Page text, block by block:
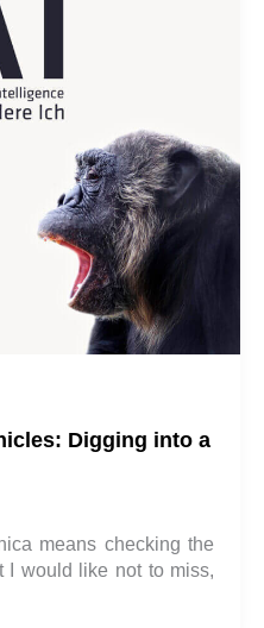
Digging into a
means checking the
I would like not to miss,